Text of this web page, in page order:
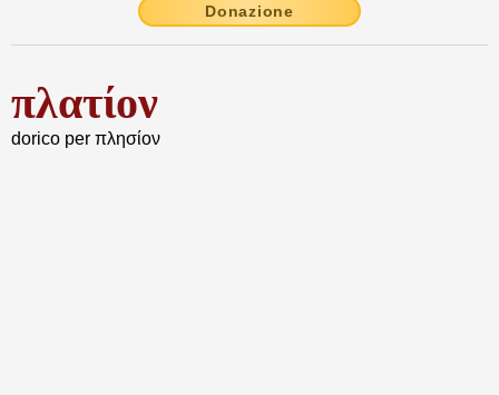
Donazione
πλατίον
dorico per πλησίον